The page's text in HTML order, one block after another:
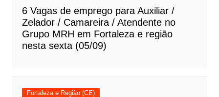
6 Vagas de emprego para Auxiliar /
Zelador / Camareira / Atendente no
Grupo MRH em Fortaleza e região
nesta sexta (05/09)
Fortaleza e Região (CE)